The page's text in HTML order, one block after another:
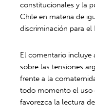
constitucionales y la
Chile en materia de
discriminación para el
El comentario incluye
sobre las tensiones
frente a la
todo momento el uso
favorezca la lectura